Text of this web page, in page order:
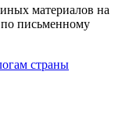
материалов на
по письменному
страны